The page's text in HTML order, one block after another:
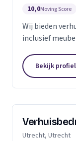
10,0Moving Score
Wij bieden
inclusief
Bekijk profiel
Utrecht, Utrecht